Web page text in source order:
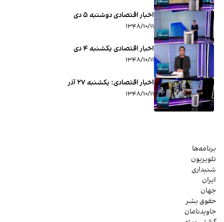
اخبار اقتصادی دوشنبه ۵ دی
۱۳۴۸/۱۰/۱۱
اخبار اقتصادی یکشنبه ۴ دی
۱۳۴۸/۱۰/۱۱
اخبار اقتصادی: ‌یکشنبه ۲۷ آذر
۱۳۴۸/۱۰/۱۱
برنامه‌ها
تلویزیون
شنیداری
ایران
جهان
حقوق بشر
جاویدنامان